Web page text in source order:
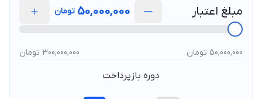
مبلغ اعتبار 50,000,000 تومان
50,000,000 تومان 300,000,000 تومان
دوره بازپرداخت